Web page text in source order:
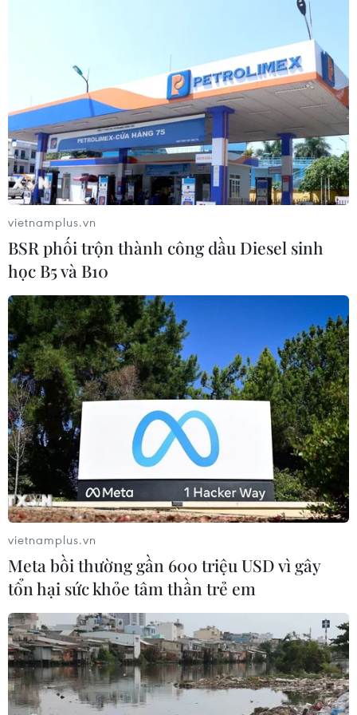
Mỹ bán đồng euro để hỗ trợ Nhật
Bản vực dậy đồng yen
03/08/2026 15:34
CƠ QUAN CHỦ QUẢN: THÔNG TẤN XÃ VIỆT NAM
Tổng Biên tập: TRẦN TIẾN DUẨN
Phó Tổng Biên tập: NGUYỄN THỊ TÁM, KHÚC THANH
THỦY
Sở hữu trí tuệ
Quy định sử dụng
RSS
Hỗ trợ
Ngôn ngữ
TTXVN
Dịch vụ tin
Liên hệ
Giấy phép số: 1374/GP-BTTTT do Bộ Thông tin và Truyền thông
cấp ngày 11/9/2008.
Quảng cáo: Phó TBT Nguyễn Thị Tám: 093.5958688, Email:
vietnamplus.vn
BSR phối trộn thành công dầu Diesel sinh
học B5 và B10
vietnamplus.vn
Meta bồi thường gần 600 triệu USD vì gây
tổn hại sức khỏe tâm thần trẻ em